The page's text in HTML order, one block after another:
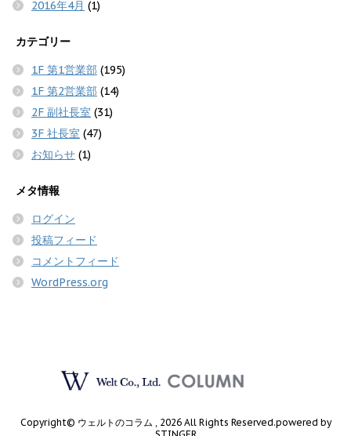
2016年4月 (1)
カテゴリー
1F 第1営業部 (195)
1F 第2営業部 (14)
2F 副社長室 (31)
3F 社長室 (47)
お知らせ (1)
メタ情報
ログイン
投稿フィード
コメントフィード
WordPress.org
Copyright© ウェルトのコラム , 2026 All Rights Reserved.powered by